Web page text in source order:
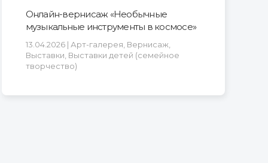
Онлайн-вернисаж «Необычные
музыкальные инструменты в космосе»
13.04.2026 | Арт-галерея, Вернисаж,
Выставки, Выставки детей (семейное
творчество)